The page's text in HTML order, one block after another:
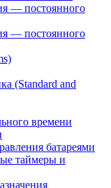
— постоянного
— постоянного
(Standard and
времени
батареями
таймеры и